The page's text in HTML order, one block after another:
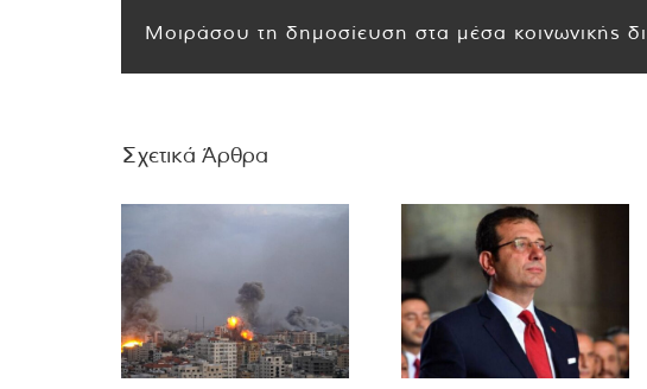
Μοιράσου τη δημοσίευση στα μέσα κοινωνικής
Σχετικά Άρθρα